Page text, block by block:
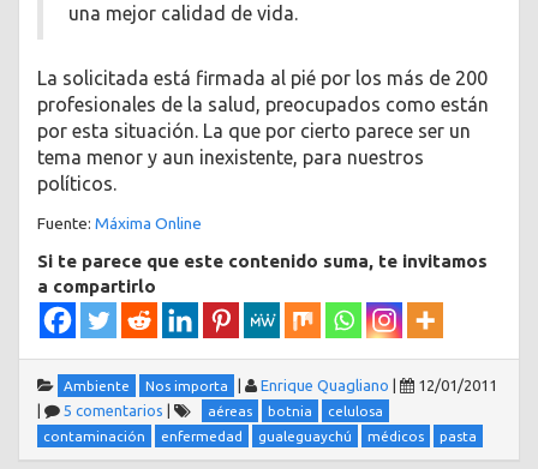
una mejor calidad de vida.
La solicitada está firmada al pié por los más de 200
profesionales de la salud, preocupados como están
por esta situación. La que por cierto parece ser un
tema menor y aun inexistente, para nuestros
políticos.
Fuente: Máxima Online
Si te parece que este contenido suma, te invitamos
a compartirlo
Ambiente Nos importa | Enrique Quagliano |
12/01/2011
|
5 comentarios | aéreas botnia
celulosa
contaminación
enfermedad gualeguaychú médicos pasta